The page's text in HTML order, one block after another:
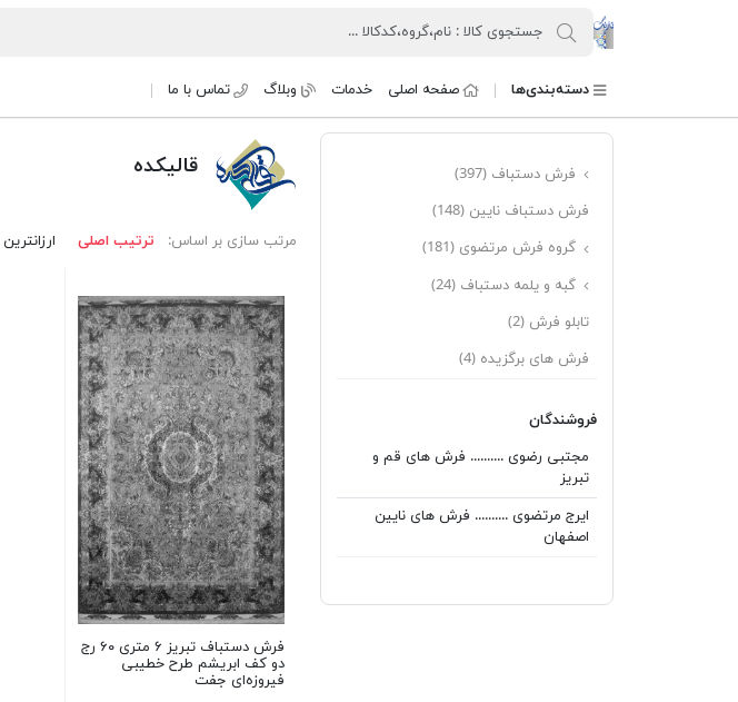
کنسرسیوم فرش دستباف تارنگ
دسته‌بندی‌ها صفحه اصلی خدمات وبلاگ تماس با ما
فرش دستباف(397)
فرش دستباف نایین(148)
گروه فرش مرتضوی(181)
گبه و یلمه دستباف(24)
تابلو فرش(2)
فرش های برگزیده(4)
فروشندگان
مجتبی رضوی .......... فرش های قم و
تبریز
ایرج مرتضوی .......... فرش های نایین
اصفهان
قالیکده
مرتب سازی بر اساس: ترتیب اصلی ارزانترین
فرش دستباف تبریز ۶ متری ۶۰ رج
دو کف ابریشم طرح خطیبی
فیروزه‌ای جفت